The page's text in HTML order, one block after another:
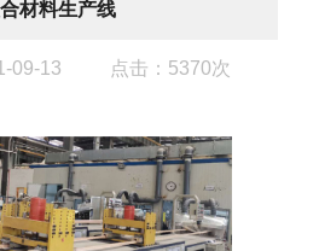
材料生产线
09-13 点击：5370次